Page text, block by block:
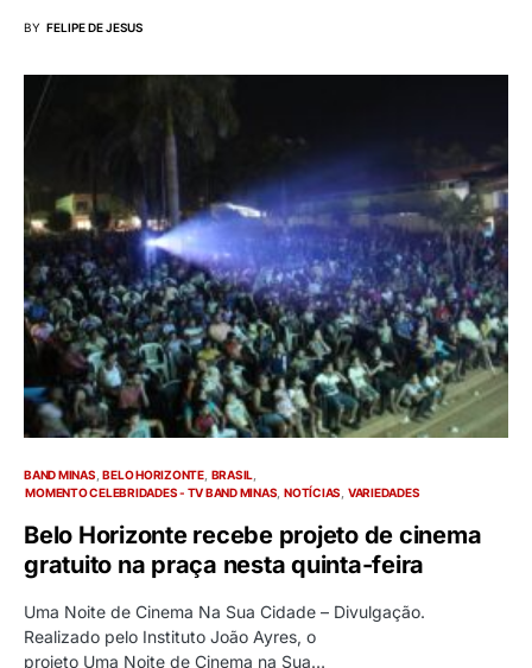
BY FELIPE DE JESUS
BAND MINAS BELO HORIZONTE BRASIL
MOMENTO CELEBRIDADES - TV BAND MINAS NOTÍCIAS VARIEDADES
Belo Horizonte recebe projeto de cinema
gratuito na praça nesta quinta-feira
Uma Noite de Cinema Na Sua Cidade – Divulgação.
Realizado pelo Instituto João Ayres, o
projeto Uma Noite de Cinema na Sua…